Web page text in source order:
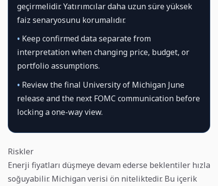
geçirmelidir. Yatırımcılar daha uzun süre yüksek
faiz senaryosunu korumalıdır.
• Keep confirmed data separate from
interpretation when changing price, budget, or
portfolio assumptions.
• Review the final University of Michigan June
release and the next FOMC communication before
locking a one-way view.
Riskler
Enerji fiyatları düşmeye devam ederse beklentiler hızla
soğuyabilir. Michigan verisi ön niteliktedir. Bu içerik